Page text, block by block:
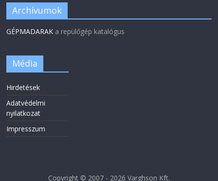
Archívumok
GÉPMADARAK a repülőgép katalógus
Média
Hirdetések
Adatvédelmi
nyilatkozat
Impresszum
Copyright © 2007 - 2026 Varghson Kft.